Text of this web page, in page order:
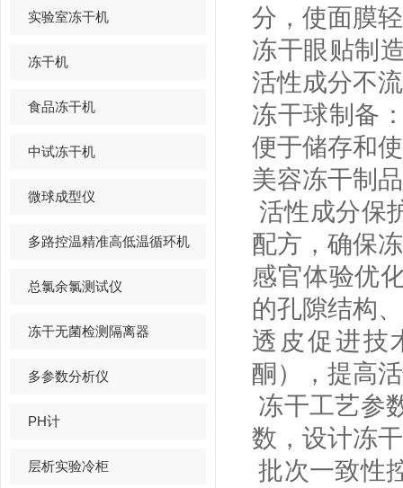
实验室冻干机
冻干机
食品冻干机
中试冻干机
微球成型仪
多路控温精准高低温循环机
总氯余氯测试仪
冻干无菌检测隔离器
多参数分析仪
PH计
层析实验冷柜
分，使面膜
冻干眼贴制
活性成分不
冻干球制备
便于储存和
美容冻干制
活性成分保
配方，确保
感官体验优
的孔隙结构
透皮促进技
酮），提高
冻干工艺参
数，设计冻
批次一致性